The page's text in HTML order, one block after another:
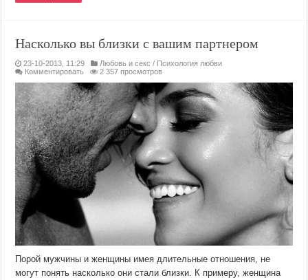
Насколько вы близки с вашим партнером
23-10-2013, 11:29 Любовь и секс / Психология любви
Комментировать
2 357 просмотров
Порой мужчины и женщины имея длительные отношения, не
могут понять насколько они стали близки. К примеру, женщина